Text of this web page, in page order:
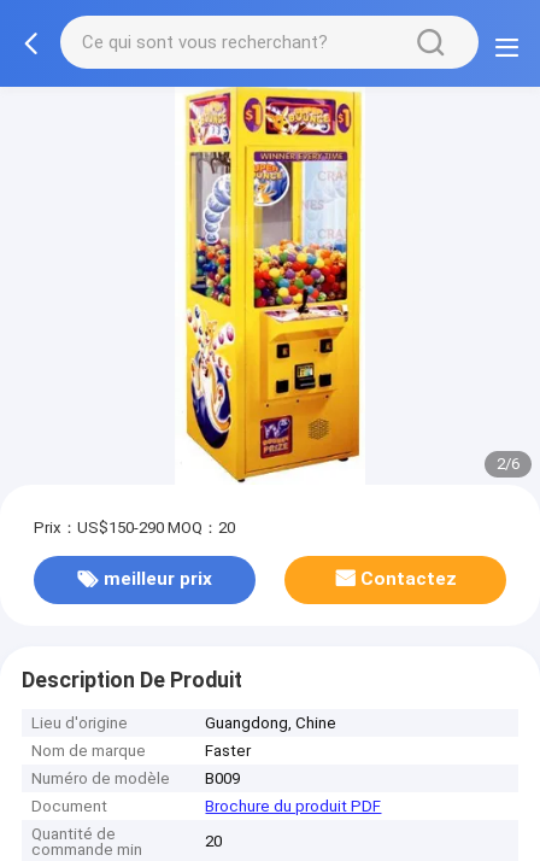
2/6
Prix：US$150-290 MOQ：20
meilleur prix Contactez
Description De Produit
Lieu d'origine
Guangdong, Chine
Nom de marque
Faster
Numéro de modèle
B009
Document
Brochure du produit PDF
Quantité de
commande min
20